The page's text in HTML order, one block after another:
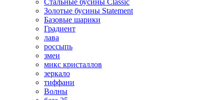
Стальные бусины Classic
Золотые бусины Statement
Базовые шарики
Градиент
лава
россыпь
змеи
микс кристаллов
зеркало
тиффани
Волны